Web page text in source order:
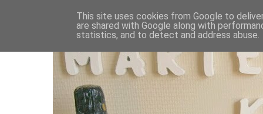
This site uses cookies from Google to
are shared with Google along with
statistics, and to detect and address abuse.